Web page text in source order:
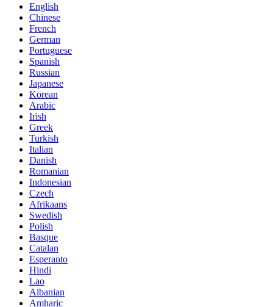
English
Chinese
French
German
Portuguese
Spanish
Russian
Japanese
Korean
Arabic
Irish
Greek
Turkish
Italian
Danish
Romanian
Indonesian
Czech
Afrikaans
Swedish
Polish
Basque
Catalan
Esperanto
Hindi
Lao
Albanian
Amharic